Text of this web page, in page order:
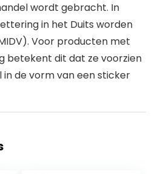
wordt gebracht. In
in het Duits worden
Voor producten met
betekent dit dat ze voorzien
in de vorm van een sticker